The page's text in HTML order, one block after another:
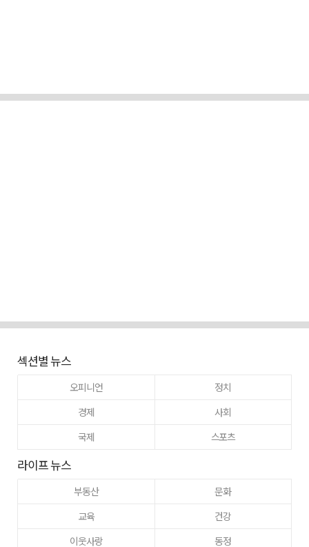
섹션별 뉴스
오피니언
정치
경제
사회
국제
스포츠
라이프 뉴스
부동산
문화
교육
건강
이웃사랑
동정